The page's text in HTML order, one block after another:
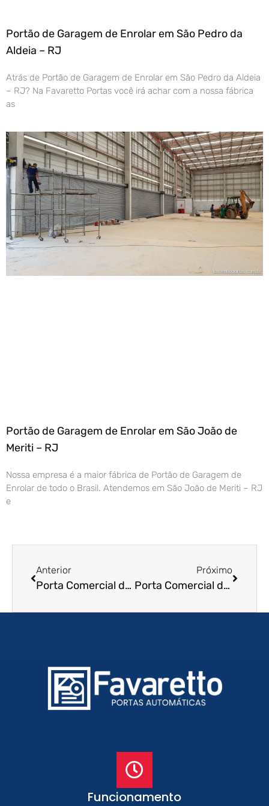
Portão de Garagem de Enrolar em São Pedro da
Aldeia – RJ
Atrás de Portão de Garagem de Enrolar em São Pedro da Aldeia
– RJ? Na Favaretto Portas você irá achar com a nossa fábrica
as
Portão de Garagem de Enrolar em São João de
Meriti – RJ
Nossa empresa é a maior fábrica de Portão de Garagem de
Enrolar de todo o Brasil. Atendemos em São João de Meriti – RJ
e
Anterior
Porta Comercial de Enrolar em Sao Jose dos Campos – SP
Próximo
Porta Comercial de Enrolar em Fortaleza – CE
Funcionamento